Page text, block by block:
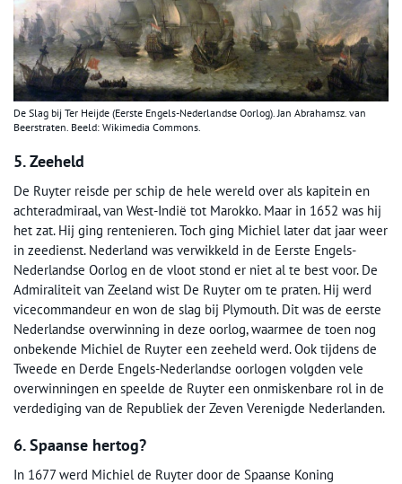
De Slag bij Ter Heijde (Eerste Engels-Nederlandse Oorlog). Jan Abrahamsz. van
Beerstraten. Beeld: Wikimedia Commons.
5. Zeeheld
De Ruyter reisde per schip de hele wereld over als kapitein en
achteradmiraal, van West-Indië tot Marokko. Maar in 1652 was hij
het zat. Hij ging rentenieren. Toch ging Michiel later dat jaar weer
in zeedienst. Nederland was verwikkeld in de Eerste Engels-
Nederlandse Oorlog en de vloot stond er niet al te best voor. De
Admiraliteit van Zeeland wist De Ruyter om te praten. Hij werd
vicecommandeur en won de slag bij Plymouth. Dit was de eerste
Nederlandse overwinning in deze oorlog, waarmee de toen nog
onbekende Michiel de Ruyter een zeeheld werd. Ook tijdens de
Tweede en Derde Engels-Nederlandse oorlogen volgden vele
overwinningen en speelde de Ruyter een onmiskenbare rol in de
verdediging van de Republiek der Zeven Verenigde Nederlanden.
6. Spaanse hertog?
In 1677 werd Michiel de Ruyter door de Spaanse Koning